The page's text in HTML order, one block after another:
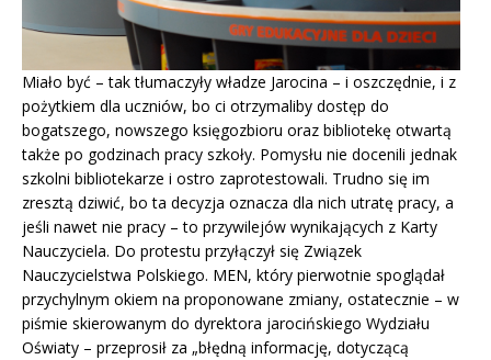
Miało być – tak tłumaczyły władze Jarocina – i oszczędnie, i z
pożytkiem dla uczniów, bo ci otrzymaliby dostęp do
bogatszego, nowszego księgozbioru oraz bibliotekę otwartą
także po godzinach pracy szkoły. Pomysłu nie docenili jednak
szkolni bibliotekarze i ostro zaprotestowali. Trudno się im
zresztą dziwić, bo ta decyzja oznacza dla nich utratę pracy, a
jeśli nawet nie pracy – to przywilejów wynikających z Karty
Nauczyciela. Do protestu przyłączył się Związek
Nauczycielstwa Polskiego. MEN, który pierwotnie spoglądał
przychylnym okiem na proponowane zmiany, ostatecznie – w
piśmie skierowanym do dyrektora jarocińskiego Wydziału
Oświaty – przeprosił za „błędną informację, dotyczącą